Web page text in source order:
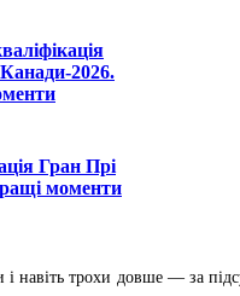
2026.
Гран Прі
моменти
трохи довше — за